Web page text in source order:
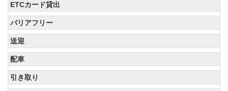
ETCカード貸出
バリアフリー
送迎
配車
引き取り